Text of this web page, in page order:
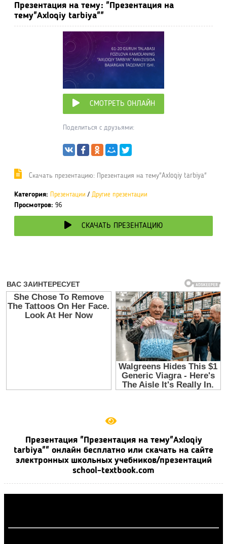
Презентация на тему: "Презентация на
тему"Axloqiy tarbiya""
СМОТРЕТЬ ОНЛАЙН
Поделиться с друзьями:
Cкачать презентацию: Презентация на тему"Axloqiy tarbiya"
Категория: Презентации / Другие презентации
Просмотров: 96
СКАЧАТЬ ПРЕЗЕНТАЦИЮ
Презентация "Презентация на тему"Axloqiy
tarbiya"" онлайн бесплатно или скачать на сайте
электронных школьных учебников/презентаций
school-textbook.com